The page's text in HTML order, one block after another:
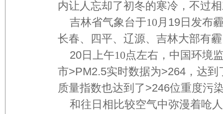
内让人忘却了初冬的寒冷，不过
吉林省气象台于10 月19日发布
长春、四平、辽源、吉林大部有
20日上午10点左右，中国环境
市>PM2.5实时数据为>264，达
质量指数也达到了>246位重度污
和往日相比较空气中弥漫着呛